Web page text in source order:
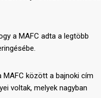
a MAFC adta a legtöbb
MAFC között a bajnoki cím
voltak, melyek nagyban